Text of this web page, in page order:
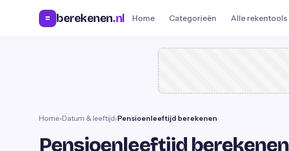
= berekenen.nl Home Categorieën Alle rekentools
Home›Datum & leeftijd›Pensioenleeftijd berekenen
Pensioenleeftijd berekenen